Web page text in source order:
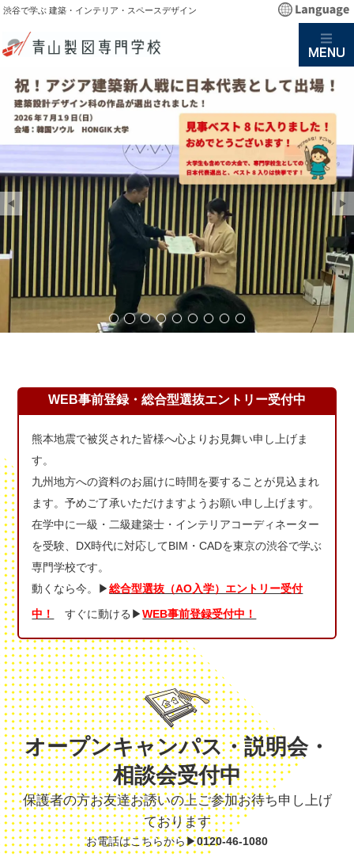
渋谷で学ぶ 建築・インテリア・スペースデザイン
WEB事前登録受付中・WEBエントリー
アジア建築新人戦ベスト８！ 青山製
6/1エントリー開始 WEB事前登録
1級建築士合格者東日本No.1 青
2027年度新設 夜間 建築士
BIMビムを全学科で学ぶ
スペースデザイン科
建築インテリア専
建築インテリア
WEB事前登録・総合型選抜エントリー受付中
熊本地震で被災された皆様へ心よりお見舞い申し上げま
す。
九州地方への資料のお届けに時間を要することが見込まれ
ます。予めご了承いただけますようお願い申し上げます。
在学中に一級・二級建築士・インテリアコーディネーター
を受験、DX時代に対応してBIM・CADを東京の渋谷で学ぶ
専門学校です。
動くなら今。▶総合型選抜（AO入学）エントリー受付
中！
すぐに動ける▶WEB事前登録受付中！
オープンキャンパス・説明会・
相談会受付中
保護者の方お友達お誘いの上ご参加お待ち申し上げ
ております
お電話はこちらから▶0120-46-1080